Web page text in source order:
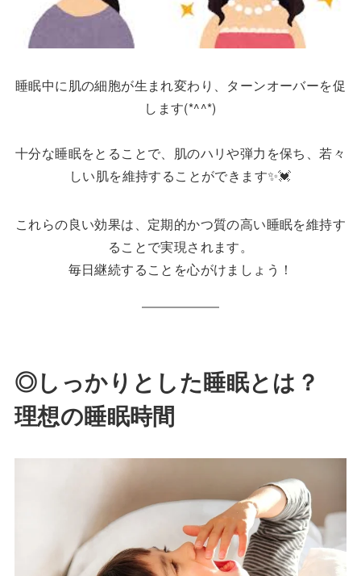
睡眠中に肌の細胞が生まれ変わり、ターンオーバーを促
します(*^^*)
十分な睡眠をとることで、肌のハリや弾力を保ち、若々
しい肌を維持することができます✨💓
これらの良い効果は、定期的かつ質の高い睡眠を維持す
ることで実現されます。
毎日継続することを心がけましょう！
◎しっかりとした睡眠とは？
理想の睡眠時間